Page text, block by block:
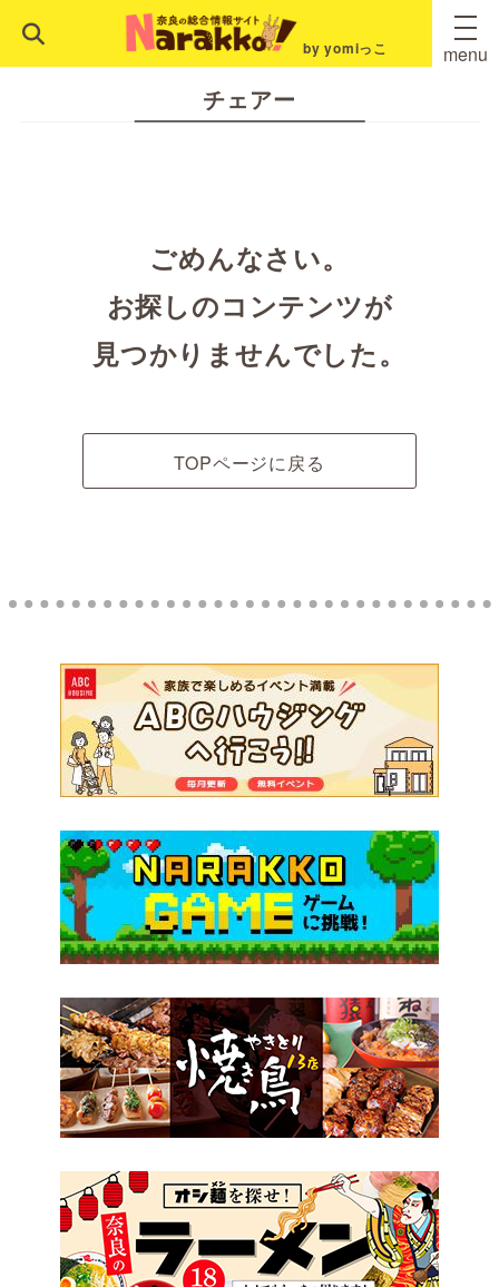
by yomiっこ menu
チェアー
ごめんなさい。
お探しのコンテンツが
見つかりませんでした。
TOPページに戻る